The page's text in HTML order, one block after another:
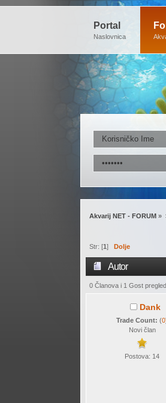
Portal
Naslovnica
Akvarij NET - FORUM »
Str: [1] Dolje
Autor
0 Članova i 1 Gost
Dank
Trade Count:(0
Novi član
Postova: 14